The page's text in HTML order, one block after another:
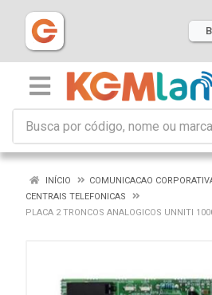
INÍCIO
COMUNICACAO
CENTRAIS TELEFONICAS
PLACA 2 TRONCOS ANALOGICOS UNNITI